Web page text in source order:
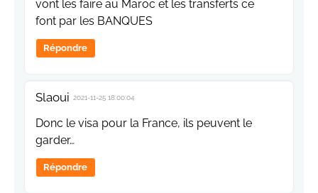
vont les faire au Maroc et les transferts ce
font par les BANQUES
Répondre
Slaoui 2021-11-25 18:00:04
Donc le visa pour la France, ils peuvent le
garder…
Répondre